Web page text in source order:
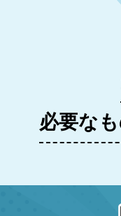
必要な